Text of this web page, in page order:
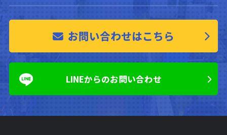
お問い合わせはこちら
LINEからのお問い合わせ